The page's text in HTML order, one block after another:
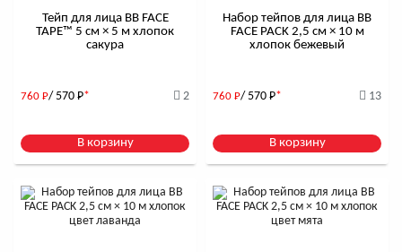
Тейп для лица BB FACE
TAPE™ 5 см × 5 м хлопок
сакура
760 Р/ 570 Р* 2
В корзину
Набор тейпов для лица BB
FACE PACK 2,5 см × 10 м
хлопок бежевый
760 Р/ 570 Р* 13
В корзину